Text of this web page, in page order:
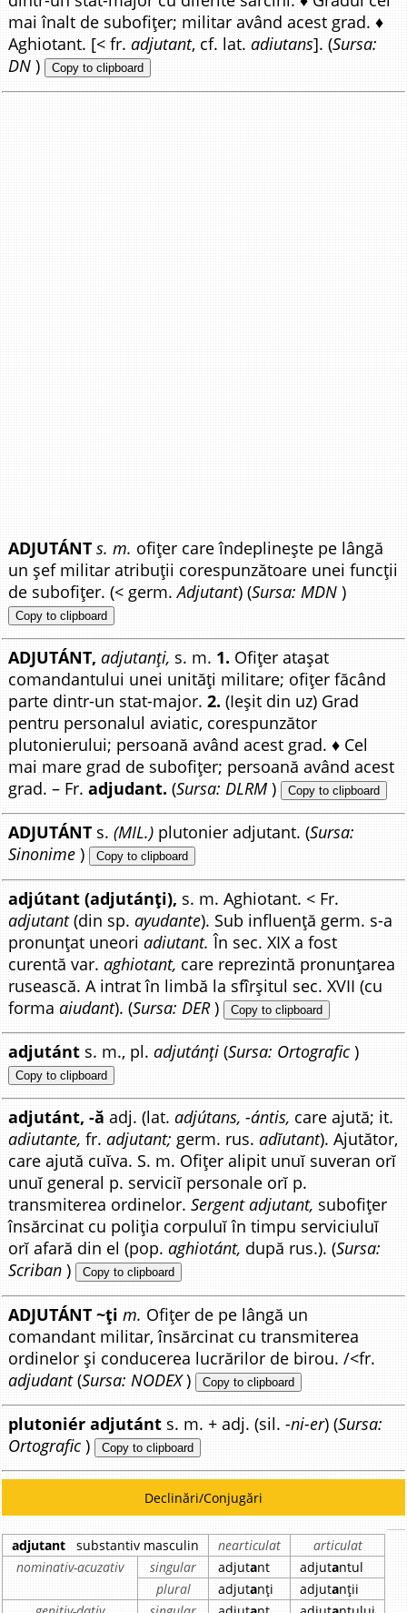
mai înalt de subofițer; militar având acest grad. ♦
Aghiotant. [< fr.adjutant, cf. lat.adiutans]. (Sursa:
DN ) Copy to clipboard
ADJUTÁNT s. m. ofițer care îndeplinește pe lângă
un șef militar atribuții corespunzătoare unei funcții
de subofițer. (< germ.Adjutant) (Sursa: MDN )
Copy to clipboard
ADJUTÁNT, adjutanți, s. m. 1. Ofițer atașat
comandantului unei unități militare; ofițer făcând
parte dintr-un stat-major.2. (Ieșit din uz) Grad
pentru personalul aviatic, corespunzător
plutonierului; persoană având acest grad. ♦ Cel
mai mare grad de subofițer; persoană având acest
grad. – Fr.adjudant. (Sursa: DLRM) Copy to clipboard
ADJUTÁNT s.(MIL.) plutonier adjutant. (Sursa:
Sinonime ) Copy to clipboard
adjútant (adjutánți), s. m. Aghiotant. < Fr.
adjutant(din sp.ayudante). Sub influență germ. s-a
pronunțat uneoriadiutant. În sec. XIX a fost
curentă var.aghiotant, care reprezintă pronunțarea
rusească. A intrat în limbă la sfîrșitul sec. XVII (cu
formaaiudant). (Sursa: DER) Copy to clipboard
adjutánts. m., pl.adjutánți (Sursa: Ortografic )
Copy to clipboard
adjutánt, -ă adj. (lat.adjútans, -ántis, care ajută; it.
adiutante, fr.adjutant; germ. rus.adĭutant). Ajutător,
care ajută cuĭva. S. m. Ofițer alipit unuĭ suveran orĭ
unuĭ general p. serviciĭ personale orĭ p.
transmiterea ordinelor.Sergent adjutant, subofițer
însărcinat cu poliția corpuluĭ în timpu serviciuluĭ
orĭ afară din el (pop.aghiotánt, după rus.). (Sursa:
Scriban ) Copy to clipboard
ADJUTÁNT ~ți m. Ofițer de pe lângă un
comandant militar, însărcinat cu transmiterea
ordinelor și conducerea lucrărilor de birou. /<fr.
adjudant(Sursa: NODEX) Copy to clipboard
plutoniér adjutánt s. m. + adj. (sil.-ni-er) (Sursa:
Ortografic ) Copy to clipboard
Declinări/Conjugări
adjutant substantiv masculin nearticulat
articulat
nominativ-acuzativ
singular adjutant adjutantul
plural
adjutanți adjutanții